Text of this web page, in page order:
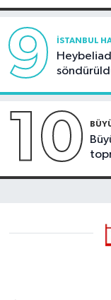
9 İSTANBUL
10